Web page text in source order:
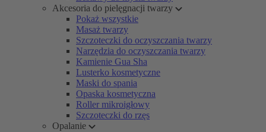
Akcesoria do pielęgnacji twarzy
Pokaż wszystkie
Masaż twarzy
Szczoteczki do oczyszczania twarzy
Narzędzia do oczyszczania twarzy
Kamienie Gua Sha
Lusterko kosmetyczne
Maski do spania
Opaska kosmetyczna
Roller mikroigłowy
Szczoteczki do rzęs
Opalanie